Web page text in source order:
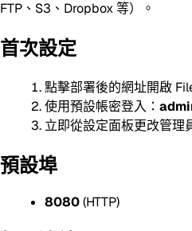
FTP、S3、Dropbox 等）。
首次設定
點擊部署後的網址開啟
使用預設帳密登入：
立即從設定面板更改管理
預設埠
8080(HTTP)